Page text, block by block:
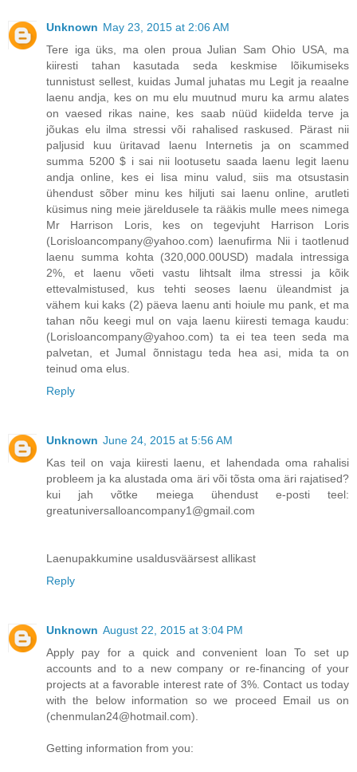
Unknown May 23, 2015 at 2:06 AM
Tere iga üks, ma olen proua Julian Sam Ohio USA, ma
kiiresti tahan kasutada seda keskmise lõikumiseks
tunnistust sellest, kuidas Jumal juhatas mu Legit ja reaalne
laenu andja, kes on mu elu muutnud muru ka armu alates
on vaesed rikas naine, kes saab nüüd kiidelda terve ja
jõukas elu ilma stressi või rahalised raskused. Pärast nii
paljusid kuu üritavad laenu Internetis ja on scammed
summa 5200 $ i sai nii lootusetu saada laenu legit laenu
andja online, kes ei lisa minu valud, siis ma otsustasin
ühendust sõber minu kes hiljuti sai laenu online, arutleti
küsimus ning meie järeldusele ta rääkis mulle mees nimega
Mr Harrison Loris, kes on tegevjuht Harrison Loris
(Lorisloancompany@yahoo.com) laenufirma Nii i taotlenud
laenu summa kohta (320,000.00USD) madala intressiga
2%, et laenu võeti vastu lihtsalt ilma stressi ja kõik
ettevalmistused, kus tehti seoses laenu üleandmist ja
vähem kui kaks (2) päeva laenu anti hoiule mu pank, et ma
tahan nõu keegi mul on vaja laenu kiiresti temaga kaudu:
(Lorisloancompany@yahoo.com) ta ei tea teen seda ma
palvetan, et Jumal õnnistagu teda hea asi, mida ta on
teinud oma elus.
Reply
Unknown June 24, 2015 at 5:56 AM
Kas teil on vaja kiiresti laenu, et lahendada oma rahalisi
probleem ja ka alustada oma äri või tõsta oma äri rajatised?
kui jah võtke meiega ühendust e-posti teel:
greatuniversalloancompany1@gmail.com
Laenupakkumine usaldusväärsest allikast
Reply
Unknown August 22, 2015 at 3:04 PM
Apply pay for a quick and convenient loan To set up
accounts and to a new company or re-financing of your
projects at a favorable interest rate of 3%. Contact us today
with the below information so we proceed Email us on
(chenmulan24@hotmail.com).
Getting information from you: